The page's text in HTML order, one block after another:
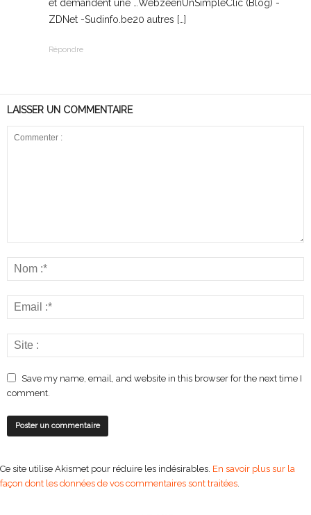
et demandent une …WebzeenUnSimpleClic (Blog) -
ZDNet -Sudinfo.be20 autres […]
Répondre
LAISSER UN COMMENTAIRE
Save my name, email, and website in this browser for the next time I
comment.
Ce site utilise Akismet pour réduire les indésirables. En savoir plus sur la
façon dont les données de vos commentaires sont traitées.